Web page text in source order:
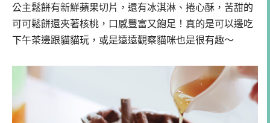
公主鬆餅有新鮮蘋果切片，還有冰淇淋、捲心酥，苦甜的
可可鬆餅還夾著核桃，口感豐富又飽足！真的是可以邊吃
下午茶邊跟貓貓玩，或是遠遠觀察貓咪也是很有趣～